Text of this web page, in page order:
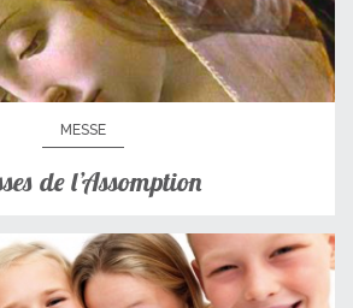
MESSE
de l’Assomption